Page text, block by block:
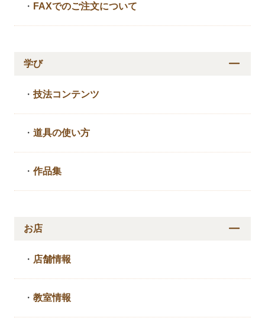
・ FAXでのご注文について
学び
・技法コンテンツ
・道具の使い方
・作品集
お店
・ 店舗情報
・教室情報